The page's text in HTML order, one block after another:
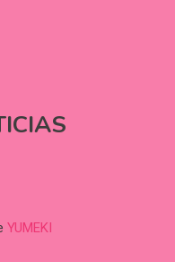
YUMEKI